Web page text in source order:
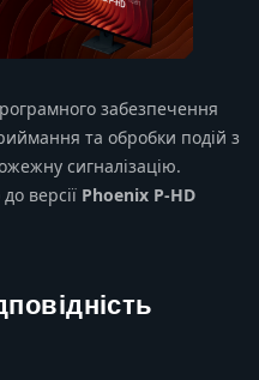
забезпечення
та обробки подій з
сигналізацію.
версії Phoenix P-HD